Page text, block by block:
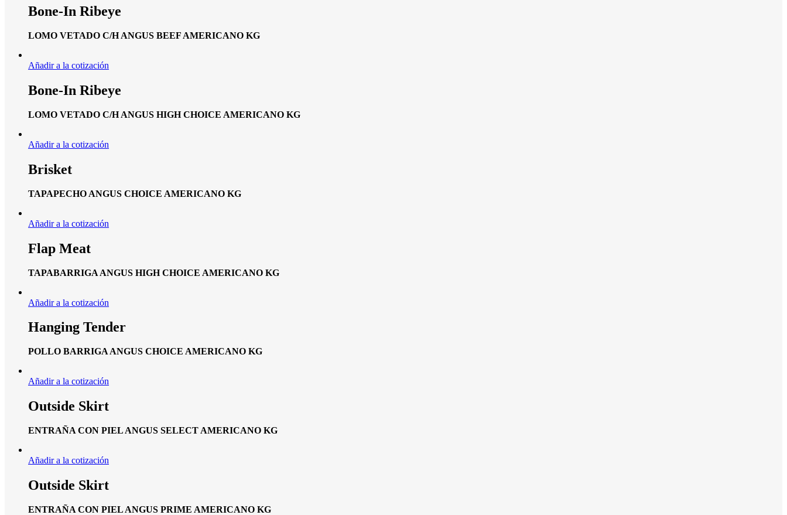
Bone-In Ribeye
LOMO VETADO C/H ANGUS BEEF AMERICANO KG
Añadir a la cotización
Bone-In Ribeye
LOMO VETADO C/H ANGUS HIGH CHOICE AMERICANO KG
Añadir a la cotización
Brisket
TAPAPECHO ANGUS CHOICE AMERICANO KG
Añadir a la cotización
Flap Meat
TAPABARRIGA ANGUS HIGH CHOICE AMERICANO KG
Añadir a la cotización
Hanging Tender
POLLO BARRIGA ANGUS CHOICE AMERICANO KG
Añadir a la cotización
Outside Skirt
ENTRAÑA CON PIEL ANGUS SELECT AMERICANO KG
Añadir a la cotización
Outside Skirt
ENTRAÑA CON PIEL ANGUS PRIME AMERICANO KG